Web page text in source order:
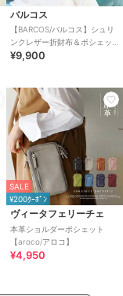
バルコス
【BARCOS/バルコス】シュリ
ンクレザー折財布＆ポシェッ
ト＜ルーニア＞
¥9,900
SALE
¥200ｸｰﾎﾟﾝ
ヴィータフェリーチェ
本革ショルダーポシェット
【aroco/アロコ】
¥4,950